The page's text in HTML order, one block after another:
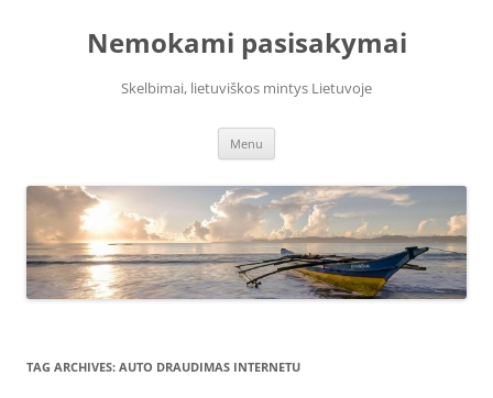
Nemokami pasisakymai
Skelbimai, lietuviškos mintys Lietuvoje
Menu
TAG ARCHIVES: AUTO DRAUDIMAS INTERNETU